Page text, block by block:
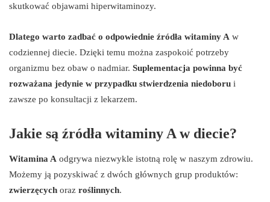
skutkować objawami hiperwitaminozy.
Dlatego warto zadbać o odpowiednie źródła witaminy A w
codziennej diecie. Dzięki temu można zaspokoić potrzeby
organizmu bez obaw o nadmiar. Suplementacja powinna być
rozważana jedynie w przypadku stwierdzenia niedoboru i
zawsze po konsultacji z lekarzem.
Jakie są źródła witaminy A w diecie?
Witamina A odgrywa niezwykle istotną rolę w naszym zdrowiu.
Możemy ją pozyskiwać z dwóch głównych grup produktów:
zwierzęcych oraz roślinnych.